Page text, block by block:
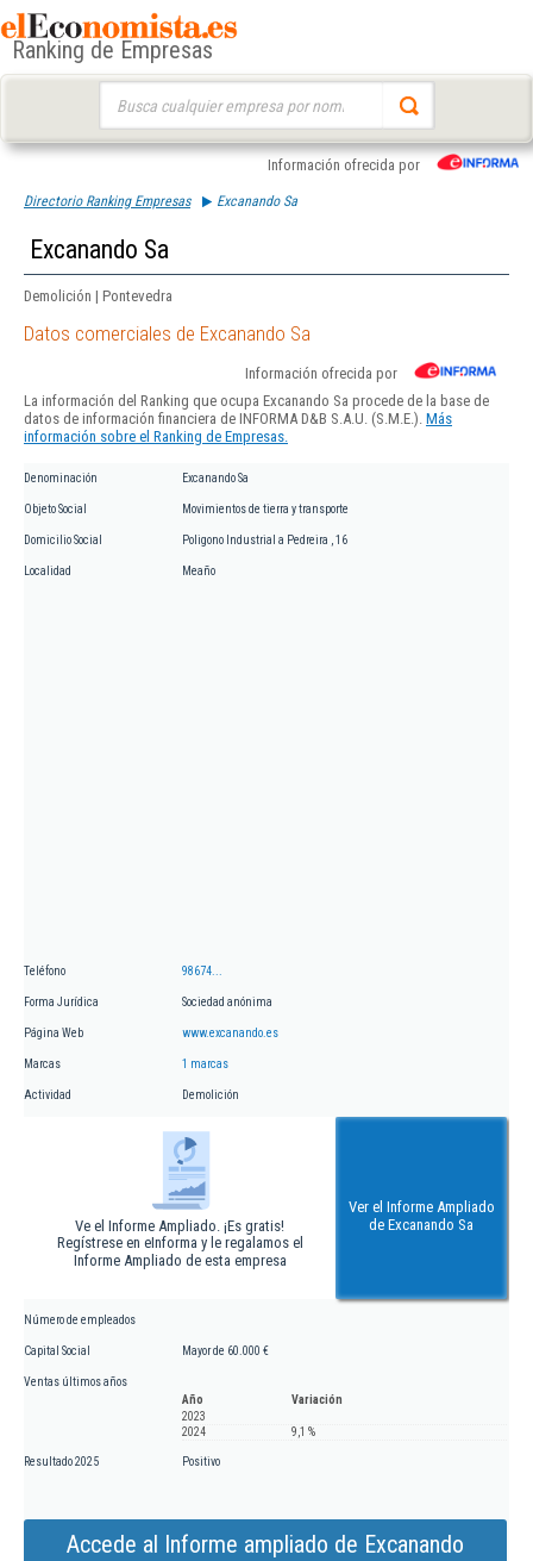
Ranking de Empresas
Información ofrecida por
Directorio Ranking Empresas Excanando Sa
Excanando Sa
Demolición | Pontevedra
Datos comerciales de Excanando Sa
Información ofrecida por
La información del Ranking que ocupa Excanando Sa procede de la base de
datos de información financiera de INFORMA D&B S.A.U. (S.M.E.). Más
información sobre el Ranking de Empresas.
Denominación Excanando Sa
Objeto Social Movimientos de tierra y transporte
Domicilio Social Poligono Industrial a Pedreira , 16
Localidad Meaño
Teléfono 98674...
Forma Jurídica Sociedad anónima
Página Web www.excanando.es
Marcas 1 marcas
Actividad Demolición
Ve el Informe Ampliado. ¡Es gratis!
Regístrese en eInforma y le regalamos el
Informe Ampliado de esta empresa
Ver el Informe Ampliado
de Excanando Sa
Número de empleados
Capital Social Mayor de 60.000 €
Ventas últimos años
Año
Variación
2023
2024
9,1 %
Resultado 2025 Positivo
Accede al Informe ampliado de Excanando